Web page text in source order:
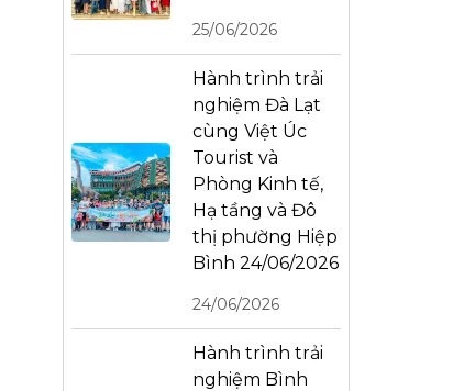
25/06/2026
Hành trình trải
nghiệm Đà Lạt
cùng Việt Úc
Tourist và
Phòng Kinh tế,
Hạ tầng và Đô
thị phường Hiệp
Bình 24/06/2026
24/06/2026
Hành trình trải
nghiệm Bình